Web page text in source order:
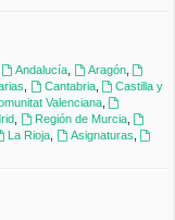
Andalucía, Aragón,
Cantabria,
Castilla y
Valenciana,
, Región de Murcia,
La Rioja, Asignaturas